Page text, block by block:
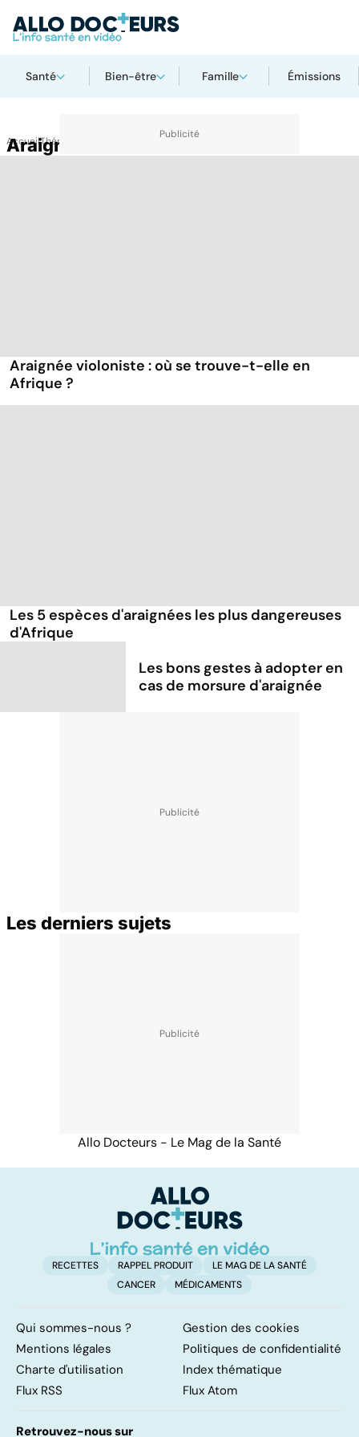
Santé Bien-être Famille Émissions
AccueilThématiques
Araignée
Araignée violoniste : où se trouve-t-elle en
Afrique ?
Les 5 espèces d'araignées les plus dangereuses
d'Afrique
Les bons gestes à adopter en
cas de morsure d'araignée
Les derniers sujets
Allo Docteurs - Le Mag de la Santé
RECETTES RAPPEL PRODUIT
LE MAG DE LA SANTÉ
CANCER
MÉDICAMENTS
Qui sommes-nous ?
Gestion des cookies
Mentions légales
Politiques de confidentialité
Charte d'utilisation
Index thématique
Flux RSS
Flux Atom
Retrouvez-nous sur